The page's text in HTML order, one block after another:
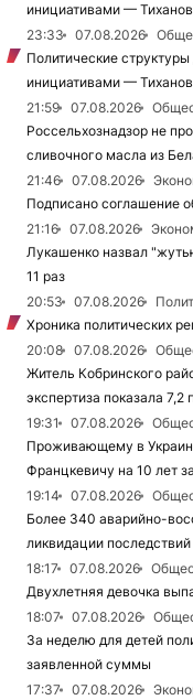
инициативами —
23:33
07.08.2026
Политические
инициативами —
21:59
07.08.2026
Россельхознадзор не
сливочного масла из
21:46
07.08.2026
Подписано соглашение
21:16
07.08.2026
Лукашенко назвал
11 раз
20:53
07.08.2026
Хроника политических
20:08
07.08.2026
Житель Кобринского
экспертиза показала 7,2
19:31
07.08.2026
Проживающему в
Францкевичу на 10 лет
19:14
07.08.2026
Более 340 аварийно-
ликвидации
18:17
07.08.2026
Двухлетняя девочка
18:07
07.08.2026
За неделю для детей
заявленной суммы
17:37
07.08.2026